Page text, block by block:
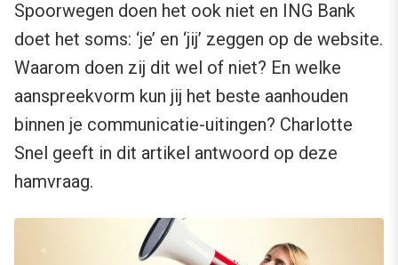
Spoorwegen doen het ook niet en ING Bank
doet het soms: ‘je’ en ‘jij’ zeggen op de website.
Waarom doen zij dit wel of niet? En welke
aanspreekvorm kun jij het beste aanhouden
binnen je communicatie-uitingen? Charlotte
Snel geeft in dit artikel antwoord op deze
hamvraag.